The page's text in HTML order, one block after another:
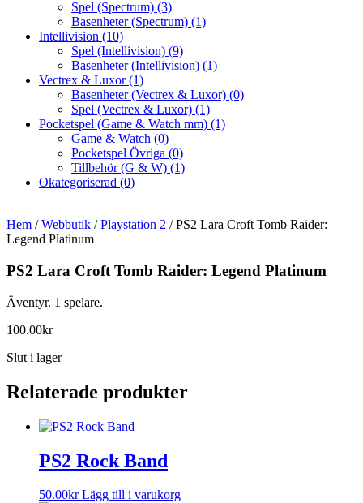
Spel (Spectrum) (3)
Basenheter (Spectrum) (1)
Intellivision (10)
Spel (Intellivision) (9)
Basenheter (Intellivision) (1)
Vectrex & Luxor(1)
Basenheter (Vectrex & Luxor) (0)
Spel (Vectrex & Luxor) (1)
Pocketspel (Game & Watch mm) (1)
Game & Watch (0)
Pocketspel Övriga (0)
Tillbehör (G & W) (1)
Okategoriserad (0)
Hem /Webbutik /Playstation 2 / PS2 Lara Croft Tomb Raider:
Legend Platinum
PS2 Lara Croft Tomb Raider: Legend Platinum
Äventyr. 1 spelare.
100.00kr
Slut i lager
Relaterade produkter
PS2 Rock Band
50.00kr Lägg till i varukorg